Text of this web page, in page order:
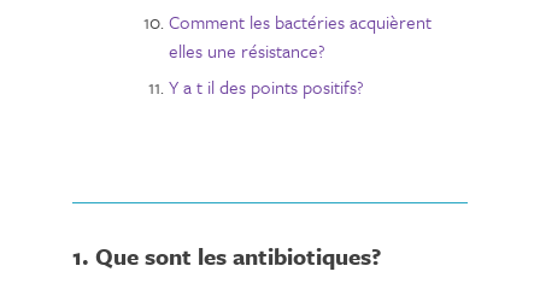
Comment les bactéries acquièrent
elles une résistance?
Y a t il des points positifs?
1. Que sont les antibiotiques?